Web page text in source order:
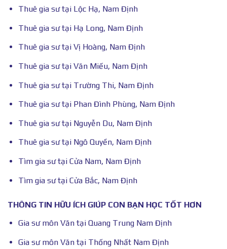
Thuê gia sư tại Lộc Hạ, Nam Định
Thuê gia sư tại Hạ Long, Nam Định
Thuê gia sư tại Vị Hoàng, Nam Định
Thuê gia sư tại Văn Miếu, Nam Định
Thuê gia sư tại Trường Thi, Nam Định
Thuê gia sư tại Phan Đình Phùng, Nam Định
Thuê gia sư tại Nguyễn Du, Nam Định
Thuê gia sư tại Ngô Quyền, Nam Định
Tìm gia sư tại Cửa Nam, Nam Định
Tìm gia sư tại Cửa Bắc, Nam Định
THÔNG TIN HỮU ÍCH GIÚP CON BẠN HỌC TỐT HƠN
Gia sư môn Văn tại Quang Trung Nam Định
Gia sư môn Văn tại Thống Nhất Nam Định